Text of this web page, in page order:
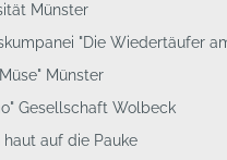
Münster
"Die Wiedertäufer
Münster
Gesellschaft Wolbeck
auf die Pauke